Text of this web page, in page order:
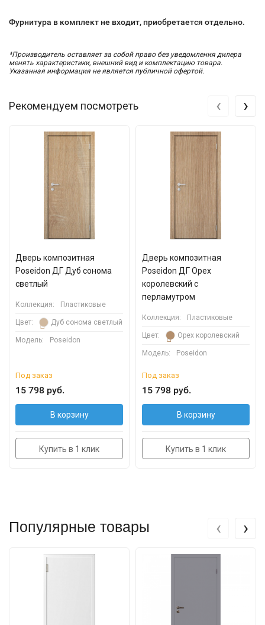
Фурнитура в комплект не входит, приобретается отдельно.
*Производитель оставляет за собой право без уведомления дилера
менять характеристики, внешний вид и комплектацию товара.
Указанная информация не является публичной офертой.
Рекомендуем посмотреть
Дверь композитная
Poseidon ДГ Дуб сонома
светлый
Коллекция: Пластиковые
Цвет: Дуб сонома светлый
Модель: Poseidon
Под заказ
15 798 руб.
В корзину
Купить в 1 клик
Дверь композитная
Poseidon ДГ Орех
королевский с
перламутром
Коллекция: Пластиковые
Цвет: Орех королевский
Модель: Poseidon
Под заказ
15 798 руб.
В корзину
Купить в 1 клик
‹ ›
Популярные товары ‹ ›